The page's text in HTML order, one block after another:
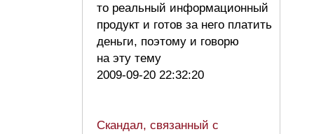
то реальный информационный
продукт и готов за него платить
деньги, поэтому и говорю
на эту тему
2009-09-20 22:32:20
Скандал, связанный с